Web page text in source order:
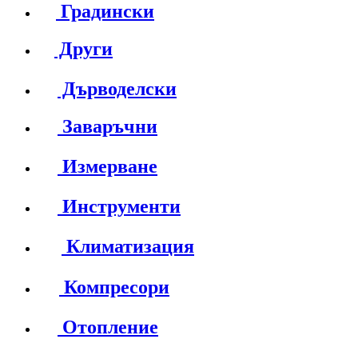
Градински
Други
Дърводелски
Заваръчни
Измерване
Инструменти
Климатизация
Компресори
Отопление